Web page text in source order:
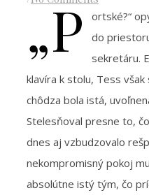
„P ortské?“
do
sekretáru.
klavíra k stolu, Tess však
chôdza bola istá,
Stelesňoval presne to,
dnes aj vzbudzovalo
nekompromisný pokoj
absolútne istý tým, čo